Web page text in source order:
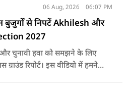
06 Aug, 2026 06:07 PM
बुजुर्गों से निपटें Akhilesh और
2027
और चुनावी हवा को समझने के लिए
रिपोर्ट। इस वीडियो में हमने